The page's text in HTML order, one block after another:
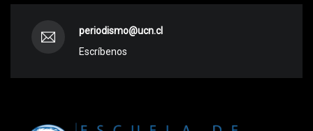
periodismo@ucn.cl
Escríbenos